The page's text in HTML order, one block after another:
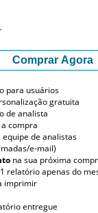
Comprar Agora
para usuários
gratuita
de analista
compra
de analistas
e-mail)
na sua próxima
relatório apenas do
imprimir
entregue